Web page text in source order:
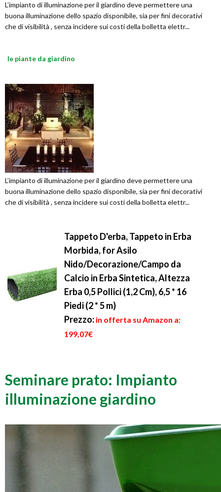
L’impianto di illuminazione per il giardino deve permettere una
buona illuminazione dello spazio disponibile, sia per fini decorativi
che di visibilità , senza incidere sui costi della bolletta elettr...
le piante da giardino
L’impianto di illuminazione per il giardino deve permettere una
buona illuminazione dello spazio disponibile, sia per fini decorativi
che di visibilità , senza incidere sui costi della bolletta elettr...
Tappeto D'erba, Tappeto in Erba
Morbida, for Asilo
Nido/Decorazione/Campo da
Calcio in Erba Sintetica, Altezza
Erba 0,5 Pollici (1,2 Cm), 6,5 * 16
Piedi (2 * 5 m)
Prezzo: in offerta su Amazon a:
199,07€
Seminare prato: Impianto
illuminazione giardino